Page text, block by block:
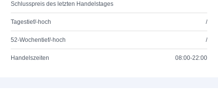
Schlusspreis des letzten Handelstages
Tagestief/-hoch /
52-Wochentief/-hoch /
Handelszeiten 08:00-22:00